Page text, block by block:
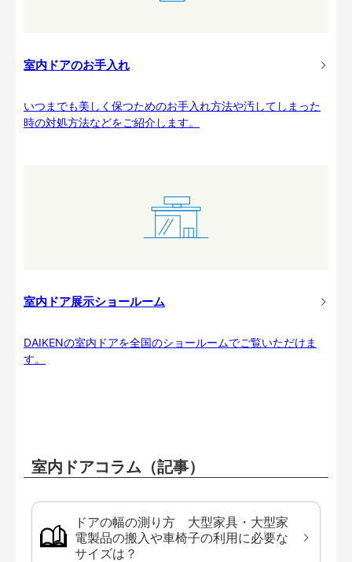
室内ドアのお手入れ
いつまでも美しく保つためのお手入れ方法や汚してしまった
時の対処方法などをご紹介します。
室内ドア展示ショールーム
DAIKENの室内ドアを全国のショールームでご覧いただけま
す。
室内ドアコラム（記事）
ドアの幅の測り方 大型家具・大型家
電製品の搬入や車椅子の利用に必要な
サイズは？